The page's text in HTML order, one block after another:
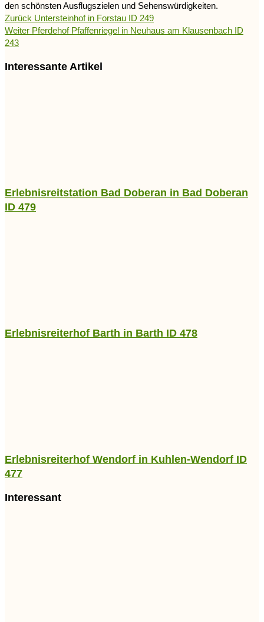
den schönsten Ausflugszielen und Sehenswürdigkeiten.
Zurück Untersteinhof in Forstau ID 249
Weiter Pferdehof Pfaffenriegel in Neuhaus am Klausenbach ID
243
Interessante Artikel
Erlebnisreitstation Bad Doberan in Bad Doberan
ID 479
Erlebnisreiterhof Barth in Barth ID 478
Erlebnisreiterhof Wendorf in Kuhlen-Wendorf ID
477
Interessant